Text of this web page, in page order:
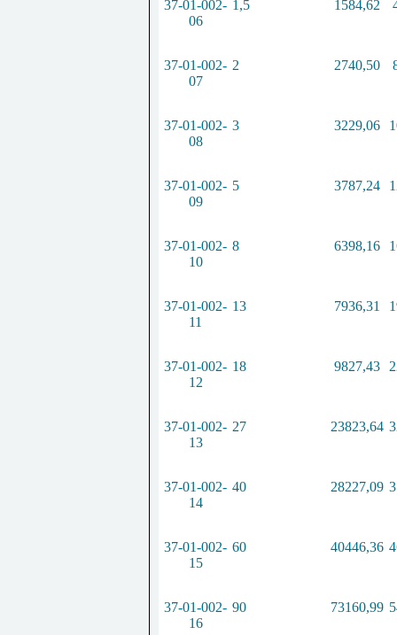
37-01-002-
06
1,5 1584,62
37-01-002-
07
2 2740,50
37-01-002-
08
3 3229,06
37-01-002-
09
5 3787,24
37-01-002-
10
8 6398,16
37-01-002-
11
13 7936,31
37-01-002-
12
18 9827,43
37-01-002-
13
27 23823,64
37-01-002-
14
40 28227,09
37-01-002-
15
60 40446,36
37-01-002-
16
90 73160,99